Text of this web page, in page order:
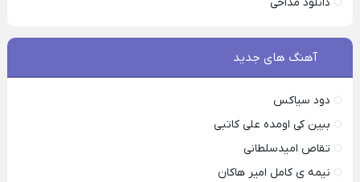
آهنگ های جدید
دود سیاکس
ببین کی اومده علی کاتبی
تقاص امیدسلطانی
نیمه ی کامل امیر هاکان